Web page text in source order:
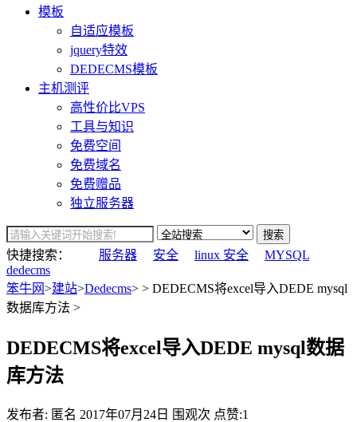
模板
自适应模板
jquery特效
DEDECMS模板
主机测评
高性价比VPS
工具与知识
免费空间
免费域名
免费赠品
独立服务器
搜索
快捷搜索： 服务器 安全 linux 安全
MYSQL
dedecms
笨牛网>建站>Dedecms> > DEDECMS将excel导入DEDE mysql
数据库方法 >
DEDECMS将excel导入DEDE mysql数据
库方法
发布者: 匿名 2017年07月24日 围观次 点赞:1